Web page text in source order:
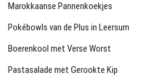
Marokkaanse Pannenkoekjes
Pokébowls van de Plus in Leersum
Boerenkool met Verse Worst
Pastasalade met Gerookte Kip